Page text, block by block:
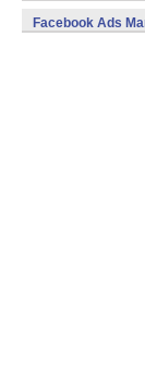
v7a) (Android)
Facebook Ads